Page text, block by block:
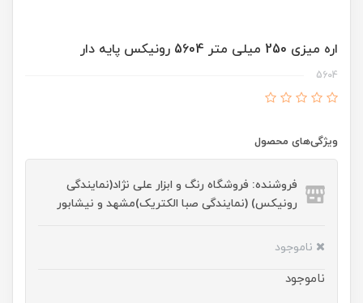
اره میزی 250 میلی متر 5604 رونیکس پایه دار
5604
ویژگی‌های محصول
فروشنده: فروشگاه رنگ و ابزار علی نژاد(نمایندگی
رونیکس) (نمایندگی صبا الکتریک)مشهد و نیشابور
ناموجود
ناموجود